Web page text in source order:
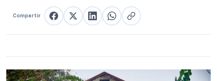
Compartir Compartir en Facebook
Compartir en X
Compartir en LinkedIn
Compartir en WhatsApp
Copiar enlace